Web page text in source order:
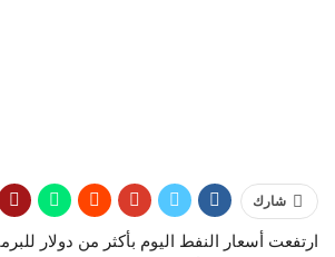
شارك
ارتفعت أسعار النفط اليوم بأكثر من دولار